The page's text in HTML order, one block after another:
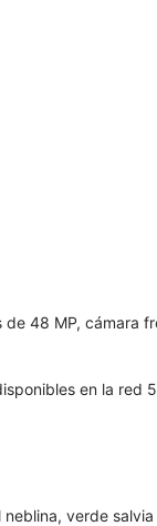
de 48 MP, cámara
en la red
neblina, verde